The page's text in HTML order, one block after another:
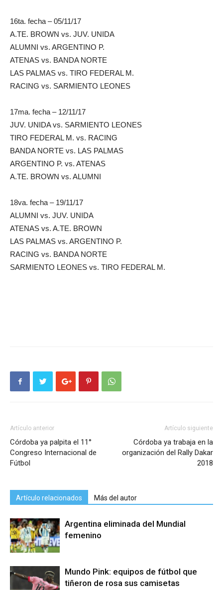
16ta. fecha – 05/11/17
A.TE. BROWN vs. JUV. UNIDA
ALUMNI vs. ARGENTINO P.
ATENAS vs. BANDA NORTE
LAS PALMAS vs. TIRO FEDERAL M.
RACING vs. SARMIENTO LEONES
17ma. fecha – 12/11/17
JUV. UNIDA vs. SARMIENTO LEONES
TIRO FEDERAL M. vs. RACING
BANDA NORTE vs. LAS PALMAS
ARGENTINO P. vs. ATENAS
A.TE. BROWN vs. ALUMNI
18va. fecha – 19/11/17
ALUMNI vs. JUV. UNIDA
ATENAS vs. A.TE. BROWN
LAS PALMAS vs. ARGENTINO P.
RACING vs. BANDA NORTE
SARMIENTO LEONES vs. TIRO FEDERAL M.
Artículo anterior
Córdoba ya palpita el 11°
Congreso Internacional de
Fútbol
Artículo siguiente
Córdoba ya trabaja en la
organización del Rally Dakar
2018
Artículo relacionados Más del autor
Argentina eliminada del Mundial
femenino
Mundo Pink: equipos de fútbol que
tiñeron de rosa sus camisetas